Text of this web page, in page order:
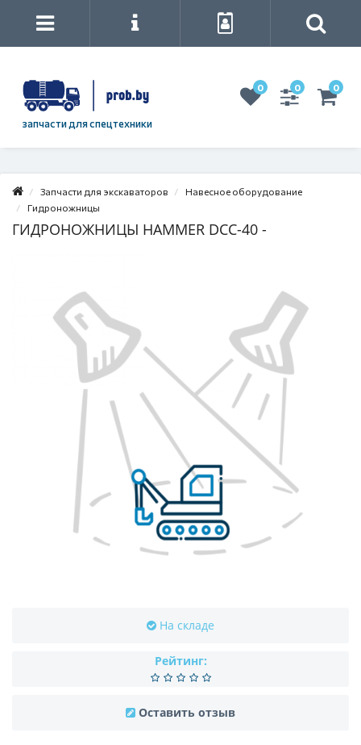
запчасти для спецтехники
0 0 0
Запчасти для экскаваторов
Навесное оборудование
Гидроножницы
ГИДРОНОЖНИЦЫ HAMMER DCC-40 -
На складе
Рейтинг:
Оставить отзыв